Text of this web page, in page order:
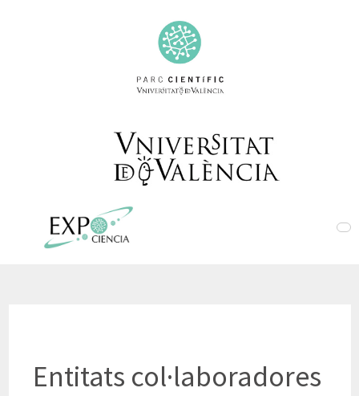
Entitats col·laboradores